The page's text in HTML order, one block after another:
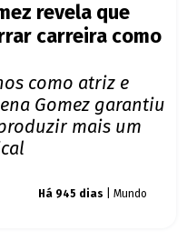
revela que
carreira como
como atriz e
Gomez garantiu
mais um
Há 945 dias | Mundo